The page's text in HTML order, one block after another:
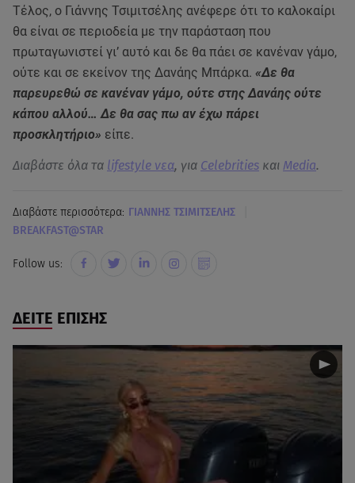
Τέλος, ο Γιάννης Τσιμιτσέλης ανέφερε ότι το καλοκαίρι
θα είναι σε περιοδεία με την παράσταση που
πρωταγωνιστεί γι’ αυτό και δε θα πάει σε κανέναν γάμο,
ούτε και σε εκείνον της Δανάης Μπάρκα. «Δε θα
παρευρεθώ σε κανέναν γάμο, ούτε στης Δανάης ούτε
κάπου αλλού… Δε θα σας πω αν έχω πάρει
προσκλητήριο» είπε.
Διαβάστε όλα τα lifestyle νεα, για Celebrities και Media.
Διαβάστε περισσότερα: ΓΙΑΝΝΗΣ ΤΣΙΜΙΤΣΕΛΗΣ
BREAKFAST@STAR
Follow us:
ΔΕΙΤΕ ΕΠΙΣΗΣ